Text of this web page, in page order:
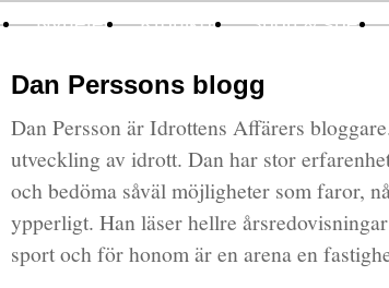
Nyheter Krönikor Sport & spel
Dan Perssons blogg
Dan Persson är Idrottens Affärers
utveckling av idrott. Dan har stor
och bedöma såväl möjligheter som faror,
ypperligt. Han läser hellre
sport och för honom är en arena en